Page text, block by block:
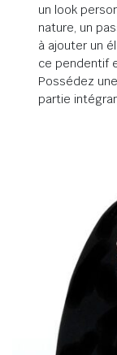
un look
nature, un
à ajouter un
ce pendentif
Possédez
partie